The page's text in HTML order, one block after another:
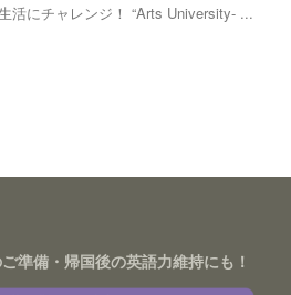
活にチャレンジ！ “Arts University- ...
準備・帰国後の英語力維持にも！